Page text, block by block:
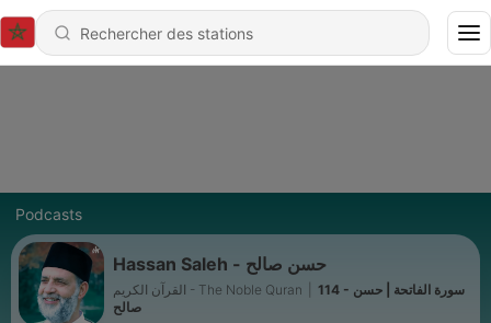
Podcasts
Hassan Saleh - حسن صالح
القرآن الكريم - The Noble Quran
114 - سورة الفاتحة | حسن
صالح